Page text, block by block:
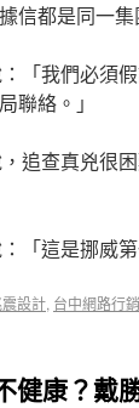
據信都是同一集
「我們必須
聯絡。」
追查真兇很
「這是挪威
震設計, 台中網路行
健康？戴